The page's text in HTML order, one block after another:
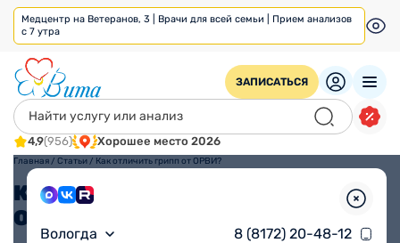
Медцентр на Ветеранов, 3 | Врачи для всей семьи | Прием анализов
с 7 утра
ЗАПИСАТЬСЯ
4,9(956) Хорошее место 2026
Вологда 8 (8172) 20-48-12
Главная / Статьи / Как отличить грипп от ОРВИ?
Как отличить грипп от
ОРВИ?